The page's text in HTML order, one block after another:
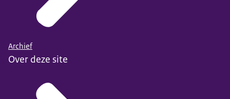
Archief
Over deze site